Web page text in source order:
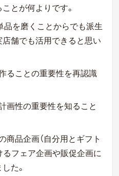
とが何よりです。
品を磨くことからでも派生
舗でも活用できると思い
ることの重要性を再認識
画性の重要性を知ること
商品企画（自分用とギフト
るフェア企画や販促企画に
た。